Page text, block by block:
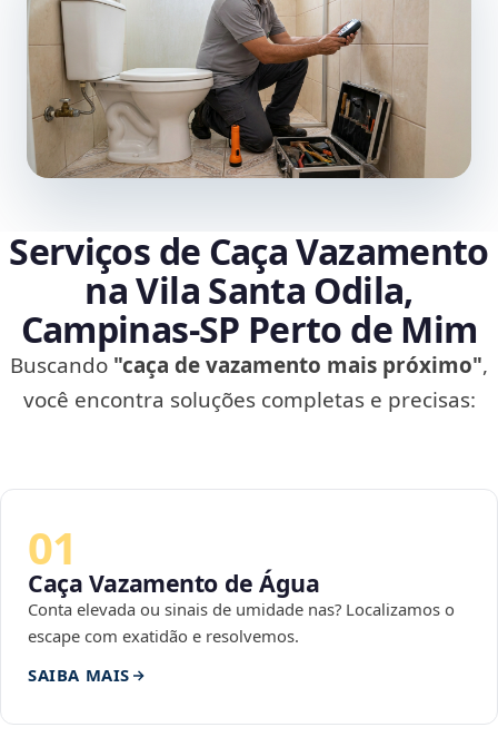
Serviços de Caça Vazamento
na Vila Santa Odila,
Campinas‑SP Perto de Mim
Buscando "caça de vazamento mais próximo",
você encontra soluções completas e precisas:
01
Caça Vazamento de Água
Conta elevada ou sinais de umidade nas? Localizamos o
escape com exatidão e resolvemos.
SAIBA MAIS